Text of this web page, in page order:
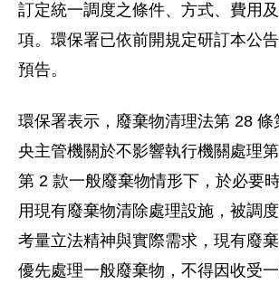
訂定統一調度之條件、方式、費用
項。環保署已依前開規定研訂本公
預告。
環保署表示，廢棄物清理法第 28 條
央主管機關於不影響執行機關處理
第 2 款一般廢棄物情形下，於必要
用現有廢棄物清除處理設施，被調度
考量立法精神與實際需求，現有廢
優先處理一般廢棄物，不得因收受